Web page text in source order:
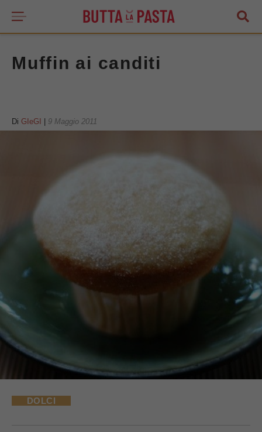
Muffin ai canditi
Di GIeGI 9 Maggio 2011
DOLCI